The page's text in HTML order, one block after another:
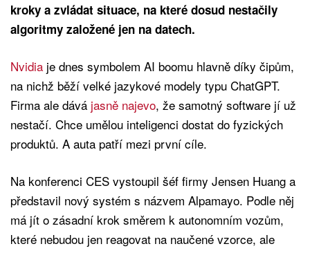
kroky a zvládat situace, na které dosud nestačily
algoritmy založené jen na datech.
Nvidia je dnes symbolem AI boomu hlavně díky čipům,
na nichž běží velké jazykové modely typu ChatGPT.
Firma ale dává jasně najevo, že samotný software jí už
nestačí. Chce umělou inteligenci dostat do fyzických
produktů. A auta patří mezi první cíle.
Na konferenci CES vystoupil šéf firmy Jensen Huang a
představil nový systém s názvem Alpamayo. Podle něj
má jít o zásadní krok směrem k autonomním vozům,
které nebudou jen reagovat na naučené vzorce, ale